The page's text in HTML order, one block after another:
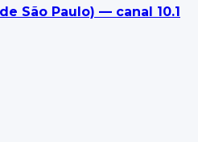
São Paulo) — canal 10.1